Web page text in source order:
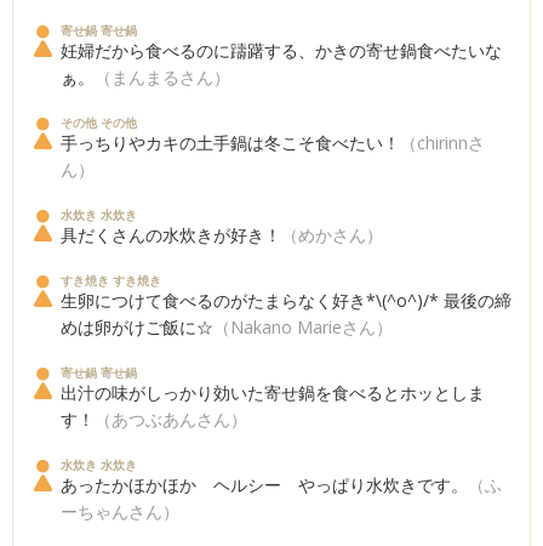
寄せ鍋 寄せ鍋
妊婦だから食べるのに躊躇する、かきの寄せ鍋食べたいな
ぁ。
（まんまるさん）
その他 その他
手っちりやカキの土手鍋は冬こそ食べたい！
（chirinnさ
ん）
水炊き 水炊き
具だくさんの水炊きが好き！ （めかさん）
すき焼き すき焼き
生卵につけて食べるのがたまらなく好き*\(^o^)/* 最後の締
めは卵がけご飯に☆ （Nakano Marieさん）
寄せ鍋 寄せ鍋
出汁の味がしっかり効いた寄せ鍋を食べるとホッとしま
す！
（あつぶあんさん）
水炊き 水炊き
あったかほかほか ヘルシー やっぱり水炊きです。
（ふ
ーちゃんさん）